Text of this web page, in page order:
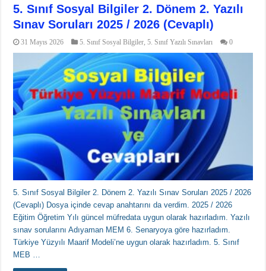
5. Sınıf Sosyal Bilgiler 2. Dönem 2. Yazılı
Sınav Soruları 2025 / 2026 (Cevaplı)
31 Mayıs 2026 5. Sınıf Sosyal Bilgiler,5. Sınıf Yazılı Sınavları 0
5. Sınıf Sosyal Bilgiler 2. Dönem 2. Yazılı Sınav Soruları 2025 / 2026
(Cevaplı) Dosya içinde cevap anahtarını da verdim. 2025 / 2026
Eğitim Öğretim Yılı güncel müfredata uygun olarak hazırladım. Yazılı
sınav sorularını Adıyaman MEM 6. Senaryoya göre hazırladım.
Türkiye Yüzyılı Maarif Modeli’ne uygun olarak hazırladım. 5. Sınıf
MEB …